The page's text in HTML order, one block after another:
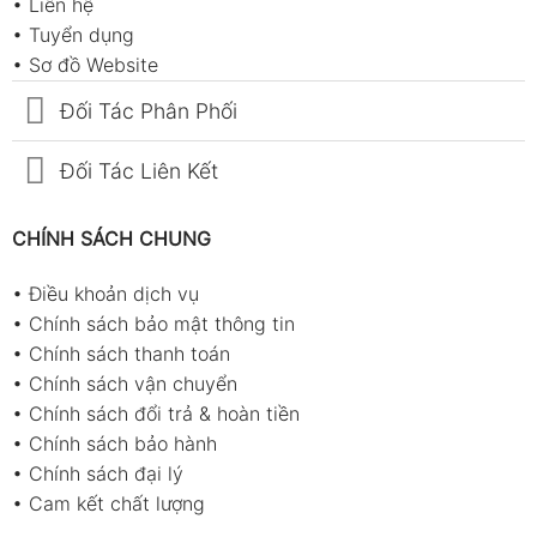
• Liên hệ
• Tuyển dụng
• Sơ đồ Website
Đối Tác Phân Phối
Đối Tác Liên Kết
CHÍNH SÁCH CHUNG
•Điều khoản dịch vụ
• Chính sách bảo mật thông tin
• Chính sách thanh toán
• Chính sách vận chuyển
• Chính sách đổi trả & hoàn tiền
• Chính sách bảo hành
• Chính sách đại lý
• Cam kết chất lượng